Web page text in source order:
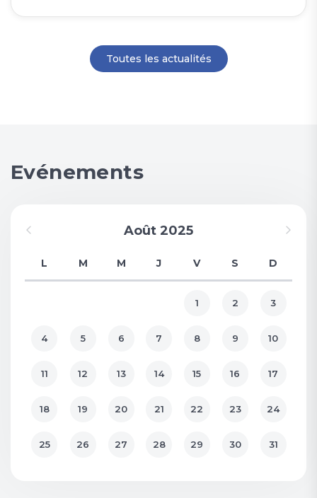
Toutes les actualités
Evénements
Août 2025
L M M J V S D
1 2 3
4 5 6 7 8 9 10
11 12 13 14 15 16 17
18 19 20 21 22 23 24
25 26 27 28 29 30 31